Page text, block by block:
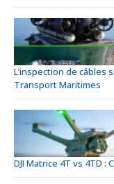
L’inspection de câbles
Transport Maritimes
DJI Matrice 4T vs 4TD